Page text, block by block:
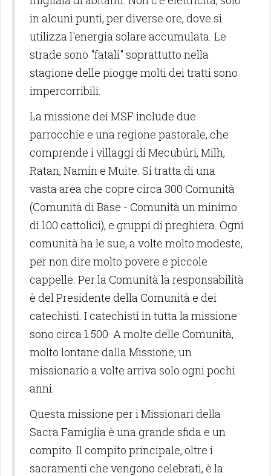
in alcuni punti, per diverse ore, dove si
utilizza l'energia solare accumulata. Le
strade sono "fatali" soprattutto nella
stagione delle piogge molti dei tratti sono
impercorribili.
La missione dei MSF include due
parrocchie e una regione pastorale, che
comprende i villaggi di Mecubúri, Milh,
Ratan, Namin e Muite. Si tratta di una
vasta area che copre circa 300 Comunità
(Comunità di Base - Comunità un minimo
di 100 cattolici), e gruppi di preghiera. Ogni
comunità ha le sue, a volte molto modeste,
per non dire molto povere e piccole
cappelle. Per la Comunità la responsabilità
è del Presidente della Comunità e dei
catechisti. I catechisti in tutta la missione
sono circa 1.500. A molte delle Comunità,
molto lontane dalla Missione, un
missionario a volte arriva solo ogni pochi
anni.
Questa missione per i Missionari della
Sacra Famiglia è una grande sfida e un
compito. Il compito principale, oltre i
sacramenti che vengono celebrati, è la